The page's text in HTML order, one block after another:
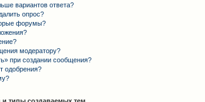
вариантов ответа?
опрос?
форумы?
модератору?
при создании сообщения?
одобрения?